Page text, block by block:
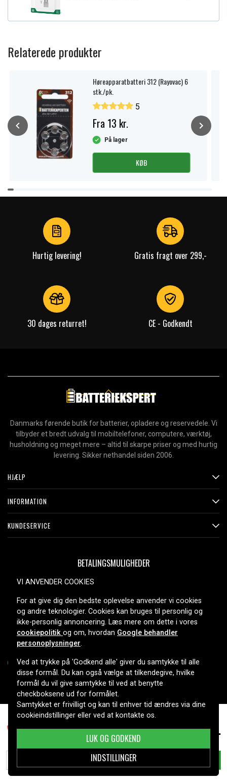
Relaterede produkter
Høreapparatbatteri 312 (Rayovac) 6
stk./pk.
5
Fra 13 kr.
På lager
KØB
Item
1
2454-22 249 kr.
TILFØJ TIL KURV
Hurtig levering! Gratis fragt over 299,-
30 dages returret! CE - Godkendt
Danmarks førende butik for batterier, opladere og reservedele. Vi
tilbyder et bredt udvalg til mobiltelefoner, computere, værktøj,
husholdning og meget mere – altid til skarpe priser og med hurtig
levering. Sikker nethandel siden 2006.
HJÆLP
INFORMATION
KUNDESERVICE
BETALINGSMULIGHEDER
LEVERINGSMULIGHEDER
Copyright © 2026, Spares Nordic AB
VI ANVENDER COOKIES
For at give dig den bedste oplevelse anvender vi cookies
og andre teknologier. Cookies kan bruges til personlig og
ikke-personlig annoncering. Læs mere om dette i vores
cookiepolitik og om, hvordan Google behandler
personoplysninger.
Ved at trykke på 'Godkend alle' giver du samtykke til alle
disse formål. Du kan også vælge at tilkendegive, hvilke
formål du vil give samtykke til ved at benytte
checkboksene ud for formålet.
Samtykket er frivilligt og kan til enhver tid ændres via dine
cookieindstillinger eller ved at kontakte os.
INDSTILLINGER
LUK OG GODKEND